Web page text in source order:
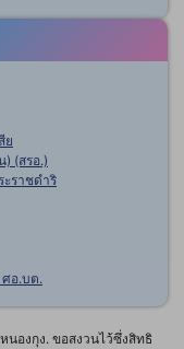
ย
(สรอ.)
ราชดำริ
อ.บต.
องกุง. ขอสงวนไว้ซึ่งสิทธิ